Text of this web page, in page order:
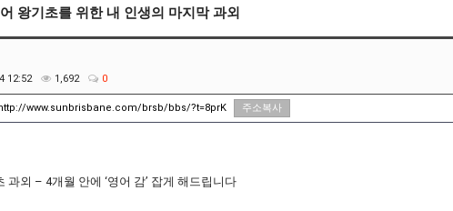
왕기초를 위한 내 인생의 마지막 과외
12:52 1,692 0
www.sunbrisbane.com/brsb/bbs/?t=8prK 주소복사
과외 – 4개월 안에 ‘영어 감’ 잡게 해드립니다